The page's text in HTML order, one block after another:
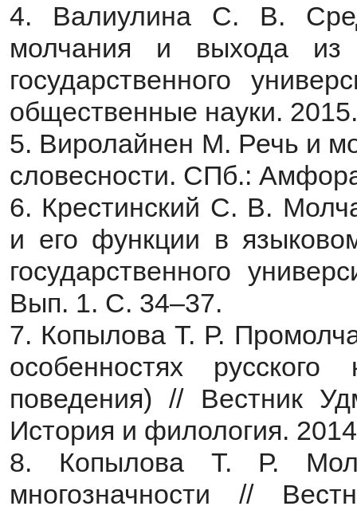
4. Валиулина С. В.
молчания и выхода из
государственного
общественные науки.
5. Виролайнен М. Речь и
словесности. СПб.:
6. Крестинский С. В.
и его функции в
государственного
Вып. 1. С. 34–37.
7. Копылова Т. Р.
особенностях русского
поведения) // Вестник
История и филология.
8. Копылова Т. Р.
многозначности //